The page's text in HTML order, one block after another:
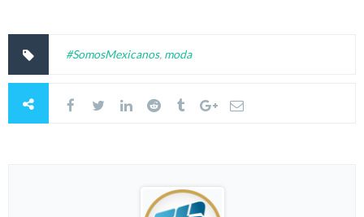
#SomosMexicanos, moda